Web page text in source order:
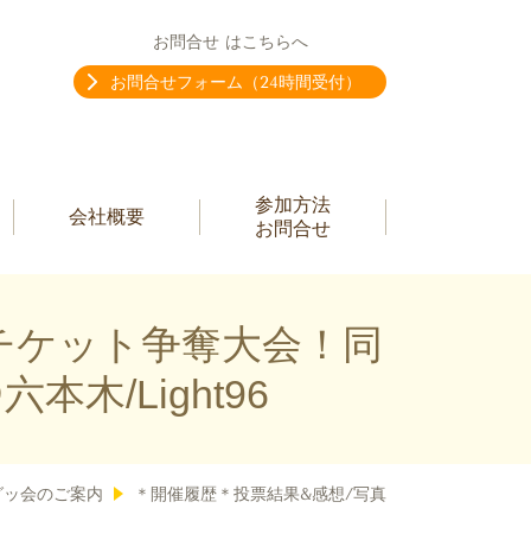
お問合せ はこちらへ
お問合せフォーム（24時間受付）
会社概要
参加方法
お問合せ
ット争奪大会！同
本木/Light96
会のご案内 ＊開催履歴＊投票結果&感想/写真